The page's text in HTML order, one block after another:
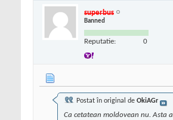
superbus
Banned
Reputatie: 0
Postat în original de OkiAGr
Ca cetatean moldovean nu. Asta